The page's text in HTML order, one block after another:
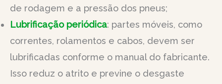
de rodagem e a pressão dos pneus;
Lubrificação periódica: partes móveis, como
correntes, rolamentos e cabos, devem ser
lubrificadas conforme o manual do fabricante.
Isso reduz o atrito e previne o desgaste